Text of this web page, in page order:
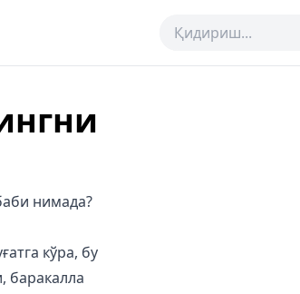
нимада?
кўра, бу
баракалла